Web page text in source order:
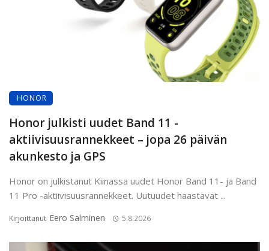
HONOR
Honor julkisti uudet Band 11 -
aktiivisuusrannekkeet – jopa 26 päivän
akunkesto ja GPS
Honor on julkistanut Kiinassa uudet Honor Band 11- ja Band
11 Pro -aktiivisuusrannekkeet. Uutuudet haastavat ...
Kirjoittanut Eero Salminen 5.8.2026